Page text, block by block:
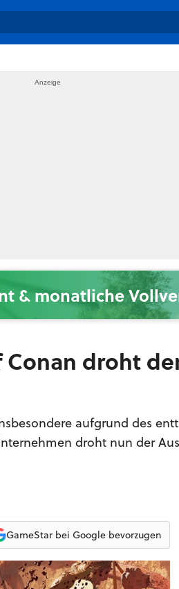
& monatliche
Conan droht
aufgrund des
droht nun der
GameStar bei Google bevorzugen